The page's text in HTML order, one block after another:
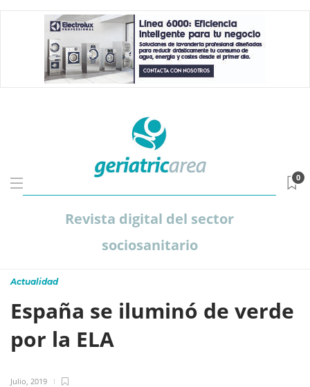
Revista digital del sector
sociosanitario
0
Actualidad
España se iluminó de verde
por la ELA
Julio, 2019